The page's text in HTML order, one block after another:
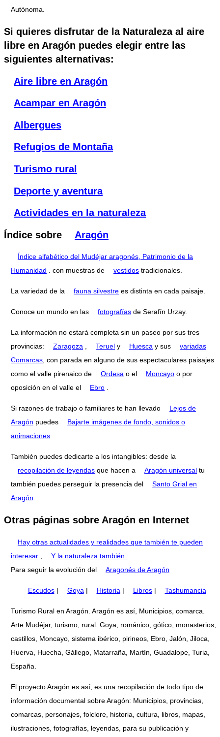
Autónoma.
Si quieres disfrutar de la Naturaleza al aire
libre en Aragón puedes elegir entre las
siguientes alternativas:
Aire libre en Aragón
Acampar en Aragón
Albergues
Refugios de Montaña
Turismo rural
Deporte y aventura
Actividades en la naturaleza
Índice sobre Aragón
Índice alfabético del Mudéjar aragonés, Patrimonio de la
Humanidad . con muestras de vestidos tradicionales.
La variedad de la fauna silvestre es distinta en cada paisaje.
Conoce un mundo en las fotografías de Serafín Urzay.
La información no estará completa sin un paseo por sus tres
provincias:
Zaragoza , Teruel y Huesca y sus
variadas
Comarcas, con parada en alguno de sus espectaculares paisajes
como el valle pirenaico de
Ordesa o el Moncayo o por
oposición en el valle el
Ebro .
Si razones de trabajo o familiares te han llevado
Lejos de
Aragón puedes
Bajarte imágenes de fondo, sonidos o
animaciones
También puedes dedicarte a los intangibles: desde la
recopilación de leyendas que hacen a Aragón universal tu
también puedes perseguir la presencia del
Santo Grial en
Aragón.
Otras páginas sobre Aragón en Internet
Hay otras actualidades y realidades que también te pueden
interesar
Y la naturaleza también.
Para seguir la evolución del
Aragonés de Aragón
Escudos| Goya | Historia | Libros| Tashumancia
Turismo Rural en Aragón. Aragón es así, Municipios, comarca.
Arte Mudéjar, turismo, rural. Goya, románico, gótico, monasterios,
castillos, Moncayo, sistema ibérico, pirineos, Ebro, Jalón, Jiloca,
Huerva, Huecha, Gállego, Matarraña, Martín, Guadalope, Turia,
España.
El proyecto Aragón es así, es una recopilación de todo tipo de
información documental sobre Aragón: Municipios, provincias,
comarcas, personajes, folclore, historia, cultura, libros, mapas,
ilustraciones, fotografías, leyendas, para su publicación y